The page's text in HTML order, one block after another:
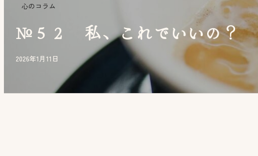
心のコラム
№５２ 私、これでいいの？
2026年1月11日